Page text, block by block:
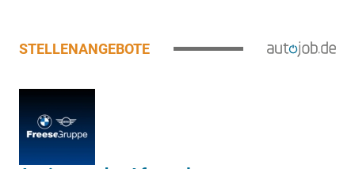
STELLENANGEBOTE